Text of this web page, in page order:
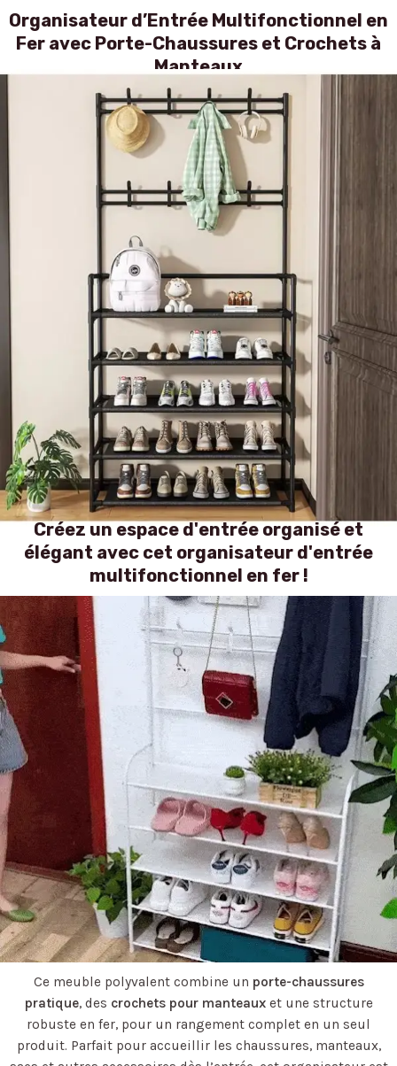
Organisateur d’Entrée Multifonctionnel en
Fer avec Porte-Chaussures et Crochets à
Manteaux
Créez un espace d'entrée organisé et
élégant avec cet organisateur d'entrée
multifonctionnel en fer !
Ce meuble polyvalent combine un porte-chaussures
pratique, des crochets pour manteauxet une structure
robuste en fer, pour un rangement complet en un seul
produit. Parfait pour accueillir les chaussures, manteaux,